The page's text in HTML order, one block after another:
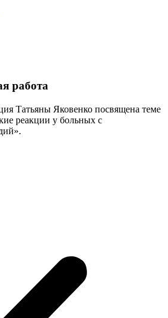
работа
Татьяны Яковенко посвящена теме
реакции у больных с